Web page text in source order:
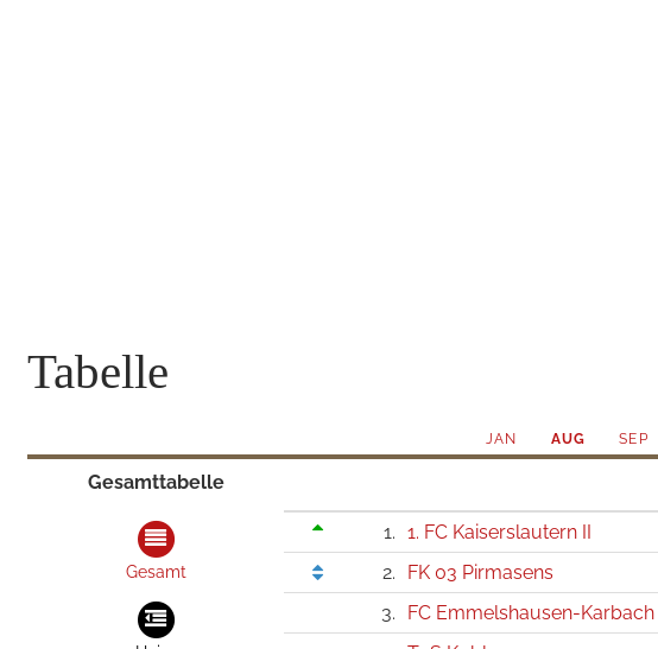
Tabelle
JAN AUG SEP
Gesamttabelle
Gesamt
1. 1. FC Kaiserslautern II
2.
FK 03 Pirmasens
3.
FC Emmelshausen-Karbach